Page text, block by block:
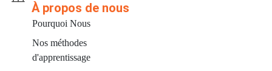
À propos de nous
Pourquoi Nous
Nos méthodes
d'apprentissage